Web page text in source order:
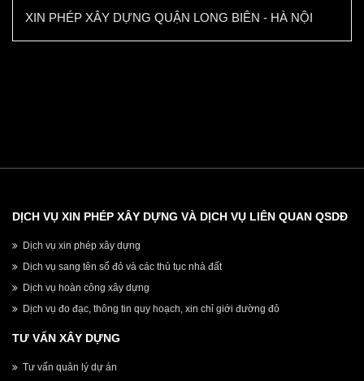
XIN PHÉP XÂY DỰNG QUẬN LONG BIÊN - HÀ NỘI
DỊCH VỤ XIN PHÉP XÂY DỰNG VÀ DỊCH VỤ LIÊN QUAN QSDĐ
Dịch vụ xin phép xây dựng
Dịch vụ sang tên sổ đỏ và các thủ tục nhà đất
Dịch vụ hoàn công xây dựng
Dịch vụ đo đạc, thông tin quy hoạch, xin chỉ giới đường đỏ
TƯ VẤN XÂY DỰNG
Tư vấn quản lý dự án